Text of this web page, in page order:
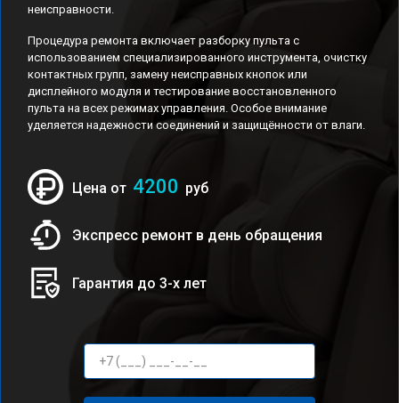
неисправности.
Процедура ремонта включает разборку пульта с
использованием специализированного инструмента, очистку
контактных групп, замену неисправных кнопок или
дисплейного модуля и тестирование восстановленного
пульта на всех режимах управления. Особое внимание
уделяется надежности соединений и защищённости от влаги.
Цена от 4200 руб
Экспресс ремонт в день обращения
Гарантия до 3-х лет